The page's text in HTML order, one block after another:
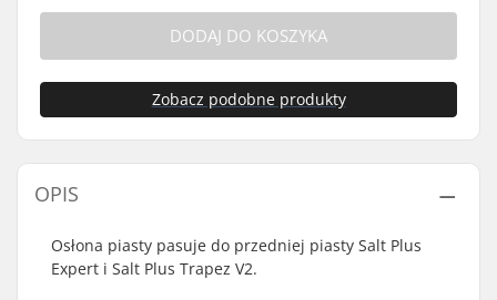
DODAJ DO KOSZYKA
Zobacz podobne produkty
OPIS
Osłona piasty pasuje do przedniej piasty Salt Plus
Expert i Salt Plus Trapez V2.